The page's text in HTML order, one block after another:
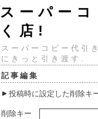
スーパー
く店!
スーパーコピー代引
にきっと引き渡す.
記事編集
投稿時に設定した削除キ
削除キー